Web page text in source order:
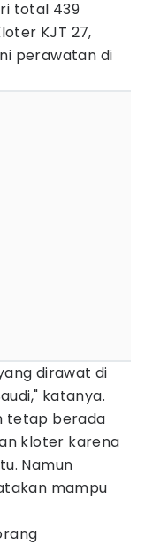
total 439
KJT 27,
perawatan di
dirawat di
katanya.
tetap berada
kloter karena
Namun
mampu